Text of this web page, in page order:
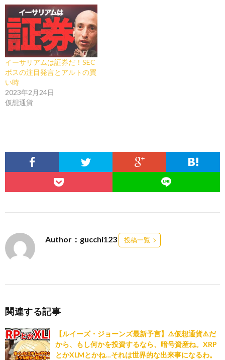
イーサリアムは証券だ！SEC
ボスの注目発言とアルトの買
い時
2023年2月24日
仮想通貨
Author：gucchi123 投稿一覧
関連する記事
【ルイーズ・ジョーンズ最新予言】⚠️仮想通貨⚠️だ
から、もし何かを投資するなら、暗号資産ね。XRP
とかXLMとかね…それは世界的な出来事になるわ。